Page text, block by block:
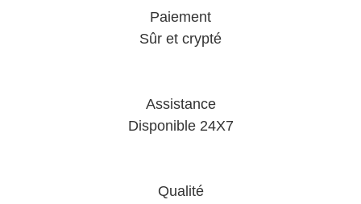
Paiement
Sûr et crypté
Assistance
Disponible 24X7
Qualité